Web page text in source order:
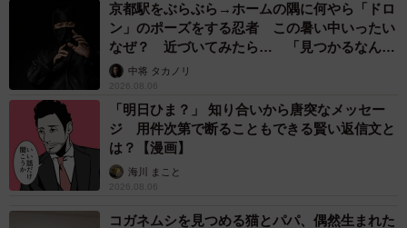
京都駅をぶらぶら→ホームの隅に何やら「ドロ
ン」のポーズをする忍者 この暑い中いったい
なぜ？ 近づいてみたら… 「見つかるなんて
未熟」中将 タカノリ
2026.08.06
「明日ひま？」 知り合いから唐突なメッセー
ジ 用件次第で断ることもできる賢い返信文と
は？【漫画】
海川 まこと
2026.08.06
コガネムシを見つめる猫とパパ、偶然生まれた